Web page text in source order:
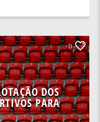
0
DOS
PARA